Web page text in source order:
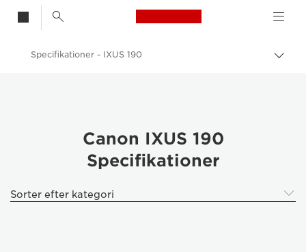
Canon Logo, back
Skift
Specifikationer - IXUS 190
Canon IXUS 190
Specifikationer
Sorter efter kategori